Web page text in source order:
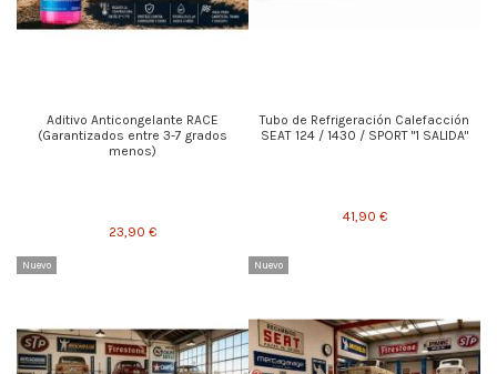
Aditivo Anticongelante RACE
(Garantizados entre 3-7 grados
menos)
23,90 €
Tubo de Refrigeración Calefacción
SEAT 124 / 1430 / SPORT "1 SALIDA"
41,90 €
Nuevo Nuevo